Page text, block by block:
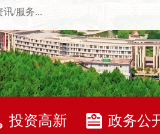
投资高新 政务公